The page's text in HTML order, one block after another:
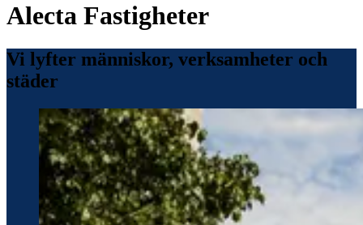
Alecta Fastigheter
Vi lyfter människor, verksamheter och
städer